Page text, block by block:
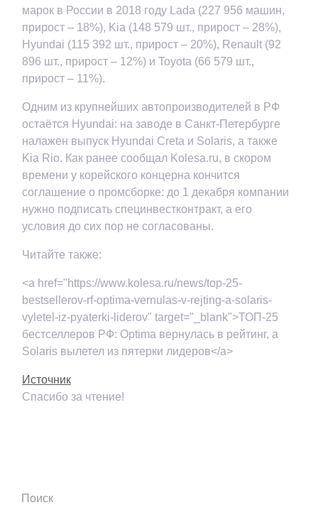
марок в России в 2018 году Lada (227 956 машин,
прирост – 18%), Kia (148 579 шт., прирост – 28%),
Hyundai (115 392 шт., прирост – 20%), Renault (92
896 шт., прирост – 12%) и Toyota (66 579 шт.,
прирост – 11%).
Одним из крупнейших автопроизводителей в РФ
остаётся Hyundai: на заводе в Санкт-Петербурге
налажен выпуск Hyundai Creta и Solaris, а также
Kia Rio. Как ранее сообщал Kolesa.ru, в скором
времени у корейского концерна кончится
соглашение о промсборке: до 1 декабря компании
нужно подписать специнвестконтракт, а его
условия до сих пор не согласованы.
Читайте также:
<a href="https://www.kolesa.ru/news/top-25-
bestsellerov-rf-optima-vernulas-v-rejting-a-solaris-
vyletel-iz-pyaterki-liderov" target="_blank">ТОП-25
бестселлеров РФ: Optima вернулась в рейтинг, а
Solaris вылетел из пятерки лидеров</a>
Источник
Спасибо за чтение!
Поиск